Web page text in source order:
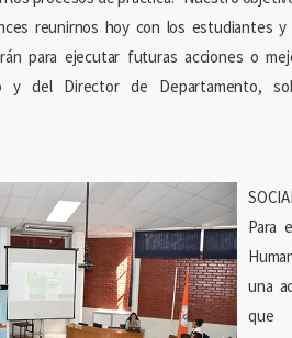
reunirnos hoy con los estudiantes
para ejecutar futuras acciones o
y del Director de Departamento,
Para
una
que